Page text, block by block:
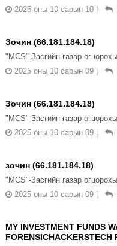
2025 оны 10 сарын 10 |
Зочин (66.181.184.18)
"MCS"-Засгийн газар
2025 оны 10 сарын 09 |
Зочин (66.181.184.18)
"MCS"-Засгийн газар
2025 оны 10 сарын 09 |
зочин (66.181.184.18)
"MCS"-Засгийн газар
2025 оны 10 сарын 09 |
MY INVESTMENT FUNDS
FORENSICHACKERSTECH